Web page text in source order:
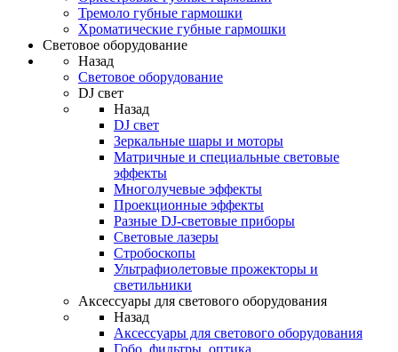
Тремоло губные гармошки
Хроматические губные гармошки
Световое оборудование
Назад
Световое оборудование
DJ свет
Назад
DJ свет
Зеркальные шары и моторы
Матричные и специальные световые
эффекты
Многолучевые эффекты
Проекционные эффекты
Разные DJ-световые приборы
Световые лазеры
Стробоскопы
Ультрафиолетовые прожекторы и
светильники
Аксессуары для светового оборудования
Назад
Аксессуары для светового оборудования
Гобо, фильтры, оптика